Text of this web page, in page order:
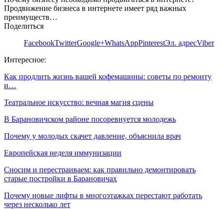
Продвижение бизнеса в интернете имеет ряд важных
преимуществ…
Поделиться
FacebookTwitterGoogle+WhatsAppPinterestЭл. адресViber
Интересное:
Как продлить жизнь вашей кофемашины: советы по ремонту
и…
Театральное искусство: вечная магия сцены
В Барановичском районе посоревнуется молодежь
Почему у молодых скачет давление, объяснила врач
Европейская неделя иммунизации
Сносим и перестраиваем: как правильно демонтировать
старые постройки в Барановичах
Почему новые лифты в многоэтажках перестают работать
через несколько лет